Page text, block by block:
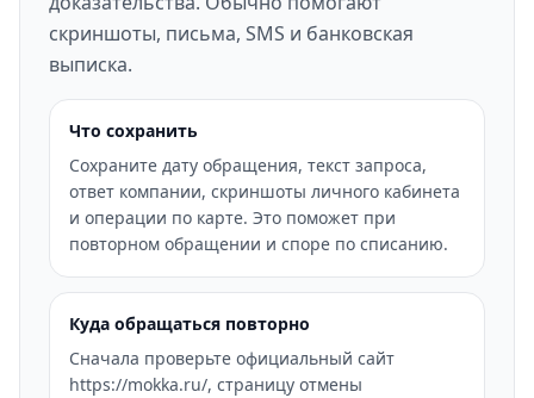
скриншоты, письма, SMS и банковская
выписка.
Что сохранить
Сохраните дату обращения, текст запроса,
ответ компании, скриншоты личного кабинета
и операции по карте. Это поможет при
повторном обращении и споре по списанию.
Куда обращаться повторно
Сначала проверьте официальный сайт
https://mokka.ru/, страницу отмены